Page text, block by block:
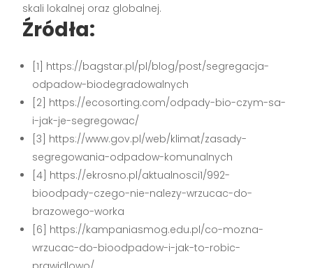
skali lokalnej oraz globalnej.
Źródła:
[1] https://bagstar.pl/pl/blog/post/segregacja-
odpadow-biodegradowalnych
[2] https://ecosorting.com/odpady-bio-czym-sa-
i-jak-je-segregowac/
[3] https://www.gov.pl/web/klimat/zasady-
segregowania-odpadow-komunalnych
[4] https://ekrosno.pl/aktualnosci1/992-
bioodpady-czego-nie-nalezy-wrzucac-do-
brazowego-worka
[6] https://kampaniasmog.edu.pl/co-mozna-
wrzucac-do-bioodpadow-i-jak-to-robic-